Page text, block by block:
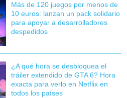
Más de 120 juegos por menos de
10 euros: lanzan un pack solidario
para apoyar a desarrolladores
despedidos
¿A qué hora se desbloquea el
tráiler extendido de GTA 6? Hora
exacta para verlo en Netflix en
todos los países